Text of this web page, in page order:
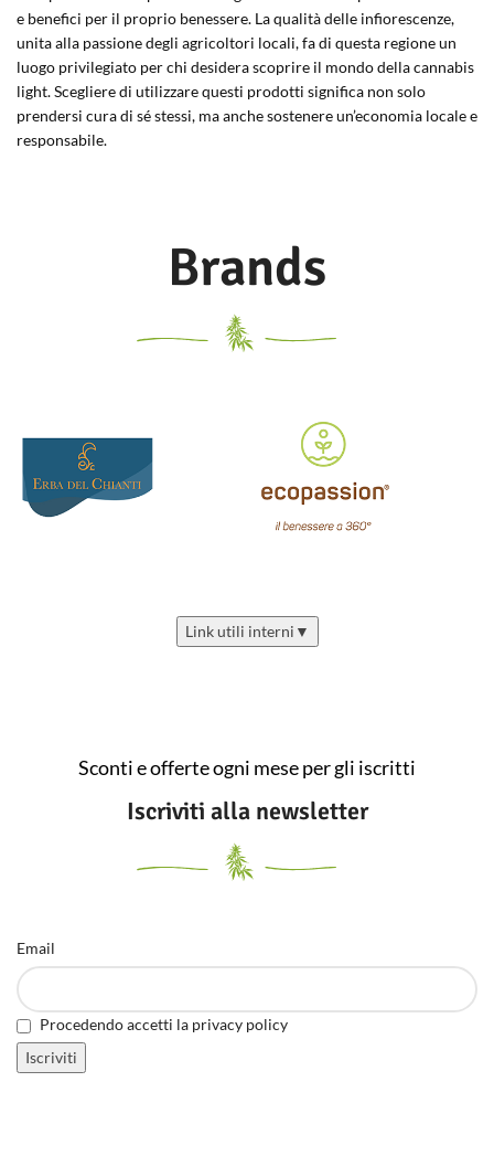
e benefici per il proprio benessere. La qualità delle infiorescenze,
unita alla passione degli agricoltori locali, fa di questa regione un
luogo privilegiato per chi desidera scoprire il mondo della cannabis
light. Scegliere di utilizzare questi prodotti significa non solo
prendersi cura di sé stessi, ma anche sostenere un’economia locale e
responsabile.
Brands
Link utili interni ▼
Sconti e offerte ogni mese per gli iscritti
Iscriviti alla newsletter
Email
Procedendo accetti la privacy policy